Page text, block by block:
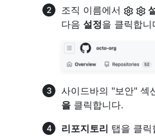
조직 이름에서
다음 설정을 클릭합니
사이드바의 "보안" 섹
을 클릭합니다.
리포지토리 탭을 클릭